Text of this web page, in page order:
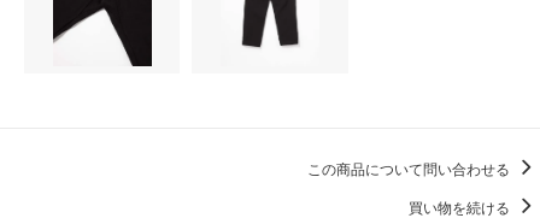
この商品について問い合わせる
買い物を続ける